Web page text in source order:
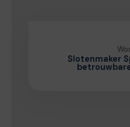
Slotenmaker